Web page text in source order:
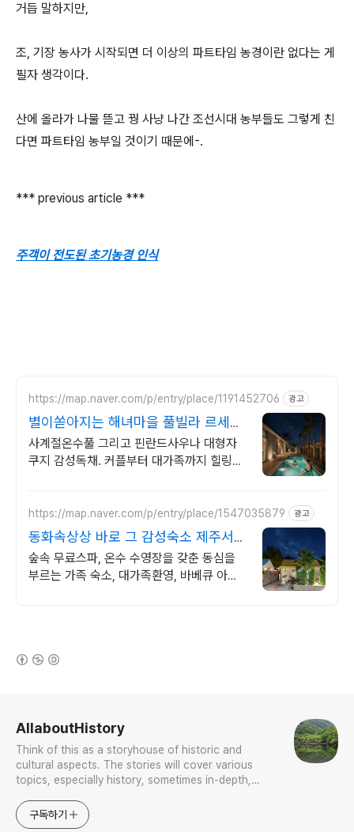
거듭 말하지만,
조, 기장 농사가 시작되면 더 이상의 파트타임 농경이란 없다는 게
필자 생각이다.
산에 올라가 나물 뜯고 꿩 사냥 나간 조선시대 농부들도 그렇게 친
다면 파트타임 농부일 것이기 때문에-.
*** previous article ***
주객이 전도된 초기농경 인식
https://map.naver.com/p/entry/place/1191452706 광고
별이쏟아지는 해녀마을 풀빌라 르세라
핌도 다녀간 감성풀빌라
사계절온수풀 그리고 핀란드사우나 대형자
쿠지 감성독채. 커플부터 대가족까지 힐링숙
식
https://map.naver.com/p/entry/place/1547035879 광고
동화속상상 바로 그 감성숙소 제주서쪽
오설록근처 완벽독채
숲속 무료스파, 온수 수영장을 갖춘 동심을
부르는 가족 숙소, 대가족환영, 바베큐 아이
AllaboutHistory
Think of this as a storyhouse of historic and
cultural aspects. The stories will cover various
topics, especially history, sometimes in-depth,
approach will be to resist any common sense or
generalized viewpoint
구독하기